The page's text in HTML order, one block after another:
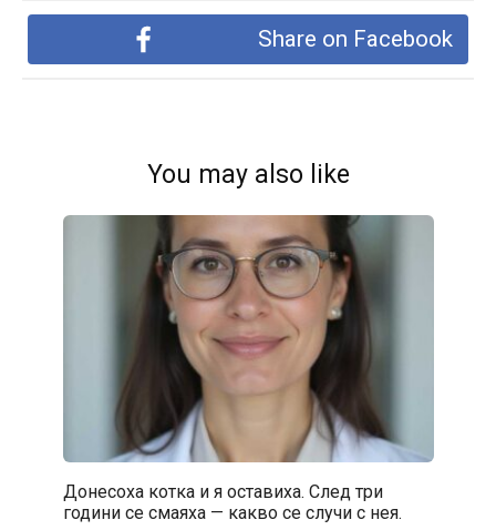
Share on Facebook
You may also like
Донесоха котка и я оставиха. След три
години се смаяха — какво се случи с нея.